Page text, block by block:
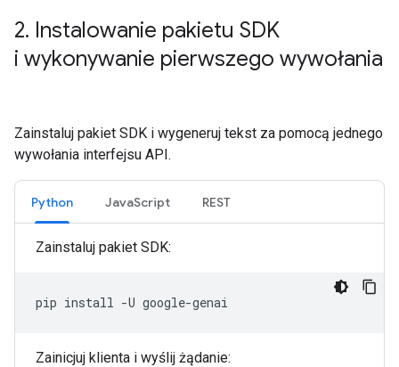
2. Instalowanie pakietu SDK
i wykonywanie pierwszego wywołania
Zainstaluj pakiet SDK i wygeneruj tekst za pomocą jednego
wywołania interfejsu API.
Python JavaScript REST
Zainstaluj pakiet SDK:
pip install -U
Zainicjuj klienta i wyślij żądanie: